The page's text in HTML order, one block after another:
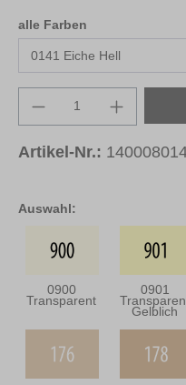
Auswahl:
0900
Transparent
0901
Gelblich
alle Farben
Produkt Anzahl:
Artikel-Nr.: